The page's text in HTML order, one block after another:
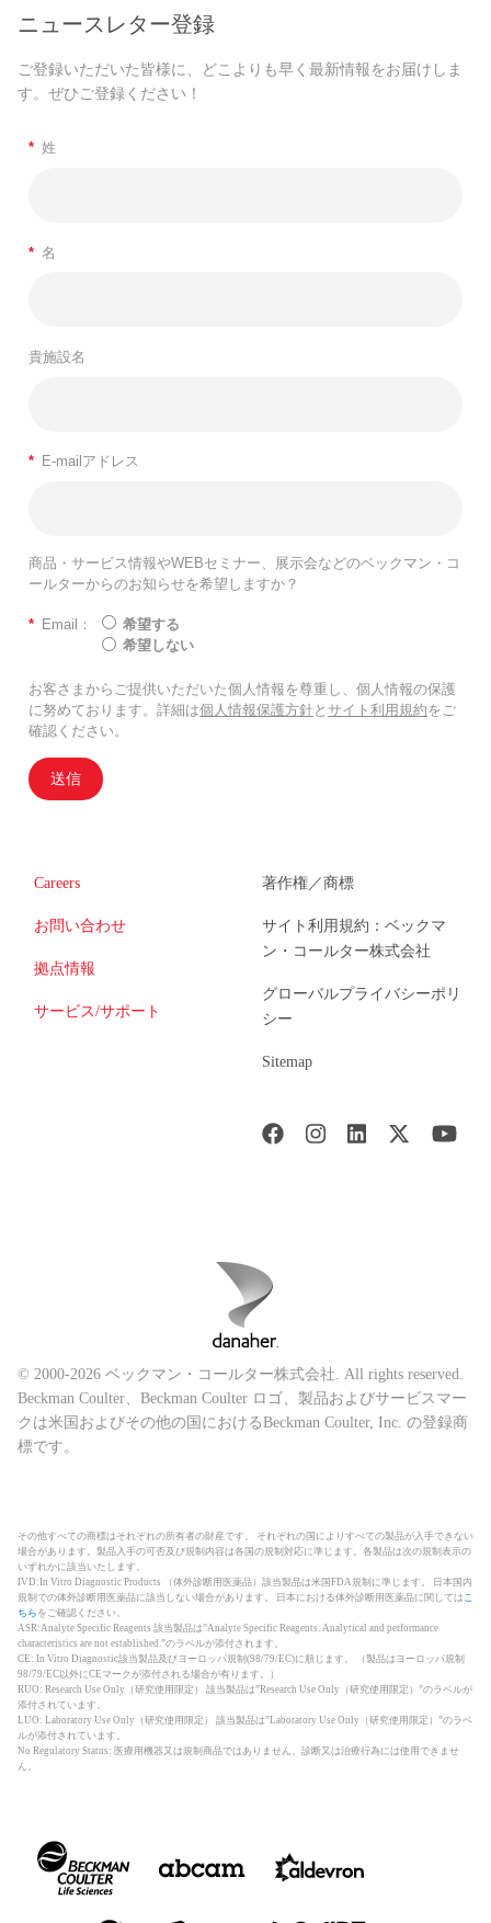
ニュースレター登録
ご登録いただいた皆様に、どこよりも早く最新情報をお届けしま
す。ぜひご登録ください！
* 姓
* 名
貴施設名
* E-mailアドレス
商品・サービス情報やWEBセミナー、展示会などのベックマン・コ
ールターからのお知らせを希望しますか？
* Email：
希望する
希望しない
お客さまからご提供いただいた個人情報を尊重し、個人情報の保護
に努めております。詳細は個人情報保護方針と サイト利用規約をご
確認ください。
送信
Careers
お問い合わせ
拠点情報
サービス/サポート
著作権／商標
サイト利用規約：ベックマ
ン・コールター株式会社
グローバルプライバシーポリ
シー
Sitemap
© 2000-2026 ベックマン・コールター株式会社. All rights reserved.
Beckman Coulter、Beckman Coulter ロゴ、製品およびサービスマー
クは米国およびその他の国におけるBeckman Coulter, Inc. の登録商
標です。
その他すべての商標はそれぞれの所有者の財産です。 それぞれの国によりすべての製品が入手できない
場合があります。製品入手の可否及び規制内容は各国の規制対応に準じます。各製品は次の規制表示の
いずれかに該当いたします。
IVD:In Vitro Diagnostic Products （体外診断用医薬品）該当製品は米国FDA規制に準じます。 日本国内
規制での体外診断用医薬品に該当しない場合があります。 日本における体外診断用医薬品に関しては こ
ちら をご確認ください。
ASR:Analyte Specific Reagents 該当製品は”Analyte Specific Reagents. Analytical and performance
characteristics are not established.”のラベルが添付されます。
CE: In Vitro Diagnostic該当製品及びヨーロッパ規制(98/79/EC)に順じます。 （製品はヨーロッパ規制
98/79/EC以外にCEマークが添付される場合が有ります。）
RUO: Research Use Only（研究使用限定） 該当製品は”Research Use Only（研究使用限定）”のラベルが
添付されています。
LUO: Laboratory Use Only（研究使用限定） 該当製品は”Laboratory Use Only（研究使用限定）”のラベ
ルが添付されています。
No Regulatory Status: 医療用機器又は規制商品ではありません。診断又は治療行為には使用できませ
ん。